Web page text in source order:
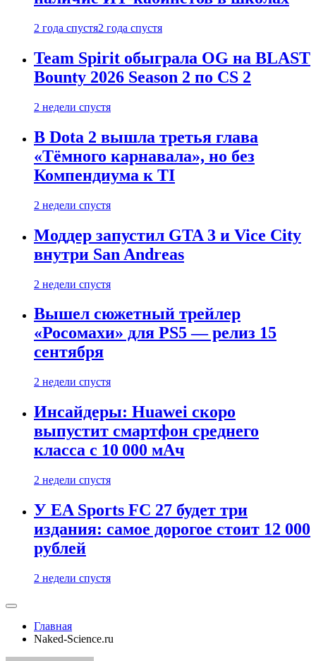
2 года спустя2 года спустя
Team Spirit обыграла OG на BLAST
Bounty 2026 Season 2 по CS 2
2 недели спустя
В Dota 2 вышла третья глава
«Тёмного карнавала», но без
Компендиума к TI
2 недели спустя
Моддер запустил GTA 3 и Vice City
внутри San Andreas
2 недели спустя
Вышел сюжетный трейлер
«Росомахи» для PS5 — релиз 15
сентября
2 недели спустя
Инсайдеры: Huawei скоро
выпустит смартфон среднего
класса с 10 000 мАч
2 недели спустя
У EA Sports FC 27 будет три
издания: самое дорогое стоит 12 000
рублей
2 недели спустя
Главная
Naked-Science.ru